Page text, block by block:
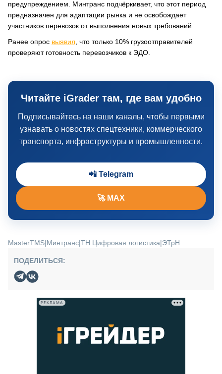
предупреждением. Минтранс подчёркивает, что этот период
предназначен для адаптации рынка и не освобождает
участников перевозок от выполнения новых требований.
Ранее опрос выявил , что только 10% грузоотправителей
проверяют готовность перевозчиков к ЭДО.
Читайте iGrader там, где вам удобно
Подписывайтесь на наши каналы, чтобы первыми
узнавать о новостях спецтехники, коммерческого
транспорта, инфраструктуры и промышленности.
📲 Telegram
🚀 MAX
MasterTMS|Минтранс|ТН Цифровая логистика|ЭТрН
ПОДЕЛИТЬСЯ:
РЕКЛАМА